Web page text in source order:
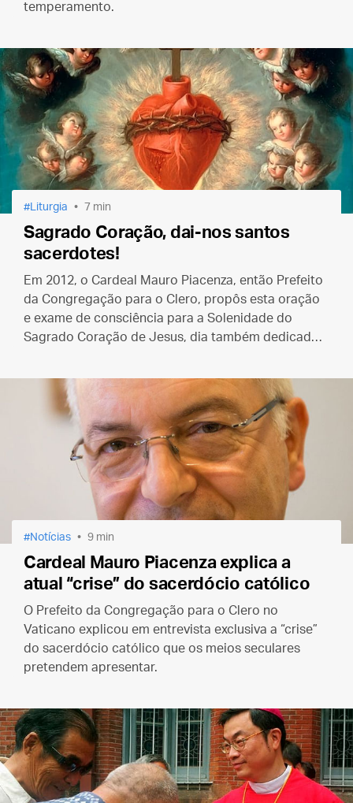
temperamento.
Liturgia 7 min
Sagrado Coração, dai-nos santos
sacerdotes!
Em 2012, o Cardeal Mauro Piacenza, então Prefeito
da Congregação para o Clero, propôs esta oração
e exame de consciência para a Solenidade do
Sagrado Coração de Jesus, dia também dedicado à
Notícias 9 min
Cardeal Mauro Piacenza explica a
atual “crise” do sacerdócio católico
O Prefeito da Congregação para o Clero no
Vaticano explicou em entrevista exclusiva a “crise”
do sacerdócio católico que os meios seculares
pretendem apresentar.